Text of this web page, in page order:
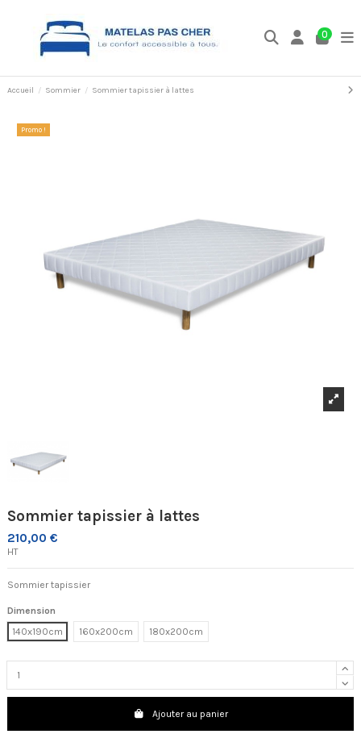
0
Accueil Sommier Sommier tapissier à lattes
Promo !
Sommier tapissier à lattes
210,00 €
HT
Sommier tapissier
Dimension
140x190cm
160x200cm 180x200cm
Ajouter au panier